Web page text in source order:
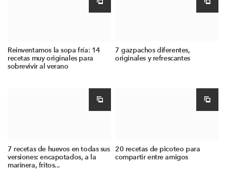
Reinventamos la sopa fría: 14
recetas muy originales para
sobrevivir al verano
7 gazpachos diferentes,
originales y refrescantes
7 recetas de huevos en todas sus
versiones: encapotados, a la
marinera, fritos...
20 recetas de picoteo para
compartir entre amigos